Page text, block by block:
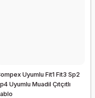
Uyumlu Fit1 Fit3 Sp2
Uyumlu Muadil Çıtçıtlı